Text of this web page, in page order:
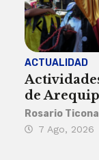
ACTUALIDAD
de
Rosario Ticona
7 Ago, 2026